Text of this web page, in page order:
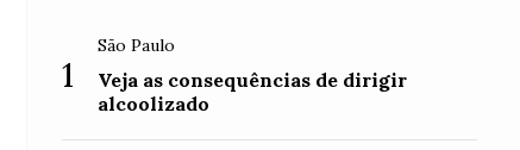
1
São Paulo
Veja as consequências de dirigir
alcoolizado